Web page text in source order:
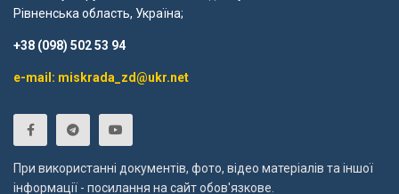
Рівненська область, Україна;
+38 (098) 502 53 94
e-mail: miskrada_zd@ukr.net
При використанні документів, фото, відео матеріалів та іншої
інформації - посилання на сайт обов'язкове.